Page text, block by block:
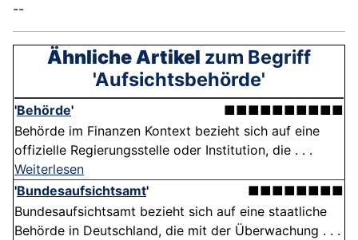
--
Ähnliche Artikel zum Begriff
'Aufsichtsbehörde'
'Behörde'
■■■■■■■■■■
Behörde im Finanzen Kontext bezieht sich auf eine
offizielle Regierungsstelle oder Institution, die . . .
Weiterlesen
'Bundesaufsichtsamt'
■■■■■■■■
Bundesaufsichtsamt bezieht sich auf eine staatliche
Behörde in Deutschland, die mit der Überwachung . . .